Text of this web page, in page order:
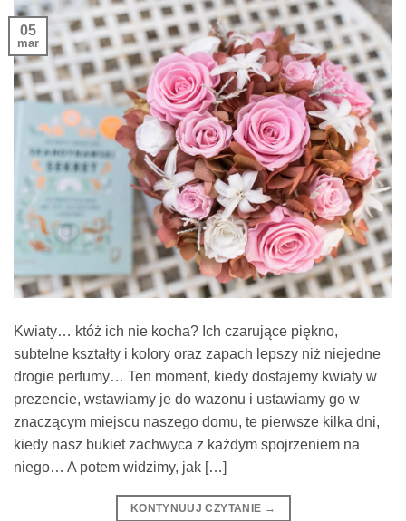
05
mar
Kwiaty… któż ich nie kocha? Ich czarujące piękno,
subtelne kształty i kolory oraz zapach lepszy niż niejedne
drogie perfumy… Ten moment, kiedy dostajemy kwiaty w
prezencie, wstawiamy je do wazonu i ustawiamy go w
znaczącym miejscu naszego domu, te pierwsze kilka dni,
kiedy nasz bukiet zachwyca z każdym spojrzeniem na
niego… A potem widzimy, jak […]
KONTYNUUJ CZYTANIE →